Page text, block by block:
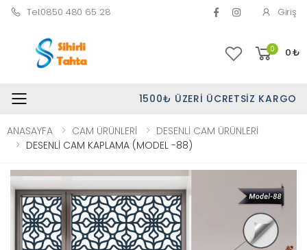
Tel:0850 480 65 28 Giriş
0 0₺
Toggle mobile menu1500₺ ÜZERI ÜCRETSIZ KARGO
ANASAYFA CAM ÜRÜNLERİ
DESENLİ CAM ÜRÜNLERİ
DESENLİ CAM KAPLAMA (MODEL -88)